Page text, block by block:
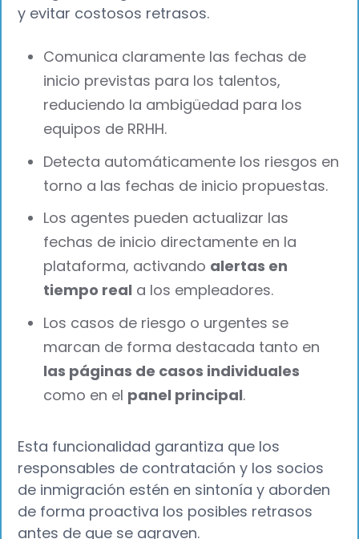
y evitar costosos retrasos.
Comunica claramente las fechas de
inicio previstas para los talentos,
reduciendo la ambigüedad para los
equipos de RRHH.
Detecta automáticamente los riesgos en
torno a las fechas de inicio propuestas.
Los agentes pueden actualizar las
fechas de inicio directamente en la
plataforma, activando alertas en
tiempo real a los empleadores.
Los casos de riesgo o urgentes se
marcan de forma destacada tanto en
las páginas de casos individuales
como en el panel principal.
Esta funcionalidad garantiza que los
responsables de contratación y los socios
de inmigración estén en sintonía y aborden
de forma proactiva los posibles retrasos
antes de que se agraven.